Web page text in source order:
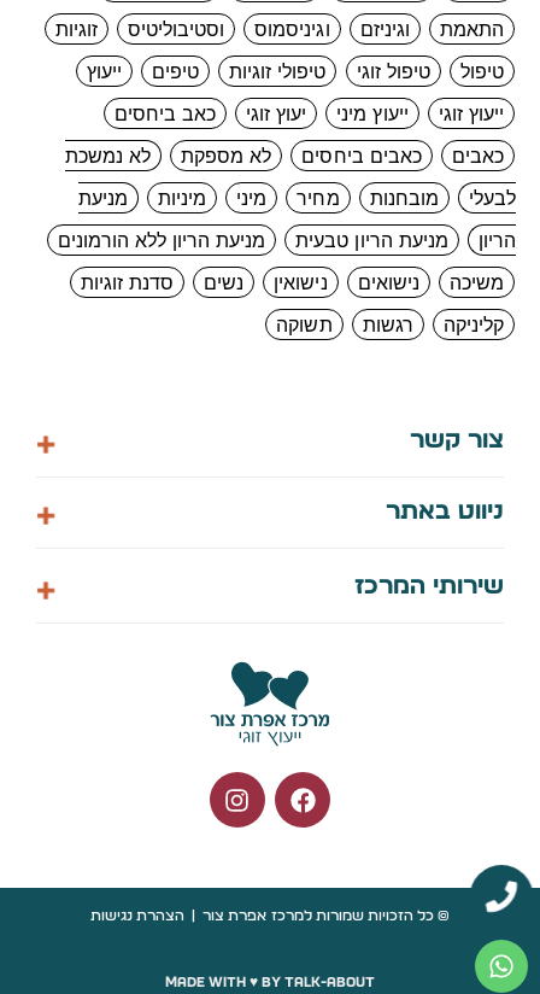
התאמת
וגיניזם וגיניסמוס וסטיבוליטיס
זוגיות
טיפול
טיפול זוגי טיפולי זוגיות טיפים
ייעוץ
ייעוץ זוגי
ייעוץ מיני יעוץ זוגי
כאב ביחסים
כאבים
כאבים ביחסים לא מספקת
לא נמשכת
לבעלי
מובחנות מחיר מיני מיניות
מניעת
הריון
מניעת הריון טבעית
מניעת הריון ללא הורמונים
משיכה
נישואים נישואין נשים
סדנת זוגיות
קליניקה
רגשות תשוקה
צור קשר
058-7448061
הצהרת נגישות
ניווט באתר
דף הבית
שירותי המרכז
© כל הזכויות שמורות למרכז אפרת צור הצהרת נגישות
Made with ♥️ by talk-about